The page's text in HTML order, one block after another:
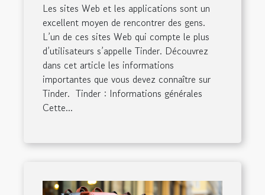
Les sites Web et les applications sont un
excellent moyen de rencontrer des gens.
L’un de ces sites Web qui compte le plus
d’utilisateurs s’appelle Tinder. Découvrez
dans cet article les informations
importantes que vous devez connaître sur
Tinder. Tinder : Informations générales
Cette...